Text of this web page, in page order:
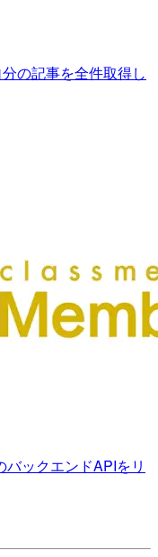
の記事を全件取得し
ックエンドAPIをリ